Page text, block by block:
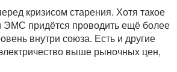
кризисом старения. Хотя такое
ЭМС придётся проводить ещё более
внутри союза. Есть и другие
выше рыночных цен,